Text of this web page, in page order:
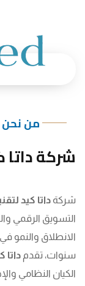
من نحن
شركة داتا
شركة داتا كيد
التسويق الرقمي
سنوات، تقدم داتا
الكيان النظامي